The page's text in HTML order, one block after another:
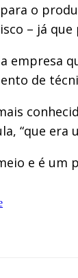
o
– já
de
“que
e é